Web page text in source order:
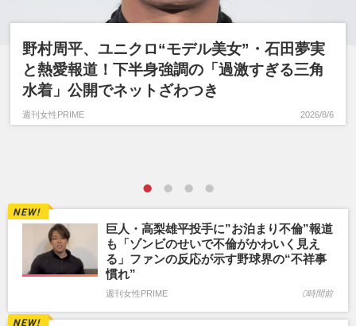
野村周平、ユニクロ“モデル美女”・石田夢実
と熱愛報道！下半身強調の「過激すぎる三角
水着」公開でネットざわつき
週刊女性PRIME 2026/8/6
巨人・高梨雄平投手に”お泊まり不倫”報道
も「ゾンビのせいで不倫がかわいく見え
る」ファンの反応が示す野球界の“不祥事
慣れ”
週刊女性PRIME 0時間前